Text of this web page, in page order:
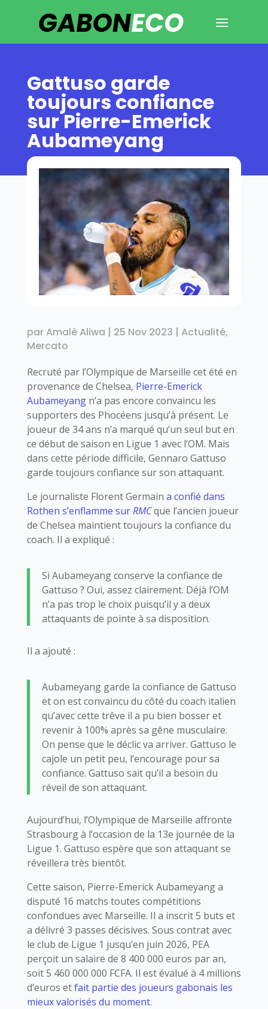
Gattuso garde
toujours confiance
sur Pierre-Emerick
Aubameyang
parAmalè Aliwa | 25 Nov 2023 | Actualité,
Mercato
Recruté par l’Olympique de Marseille cet été en
provenance de Chelsea, Pierre-Emerick
Aubameyangn’a pas encore convaincu les
supporters des Phocéens jusqu’à présent. Le
joueur de 34 ans n’a marqué qu’un seul but en
ce début de saison en Ligue 1 avec l’OM. Mais
dans cette période difficile, Gennaro Gattuso
garde toujours confiance sur son attaquant.
Le journaliste Florent Germain a confié dans
Rothen s’enflamme surRMCque l’ancien joueur
de Chelsea maintient toujours la confiance du
coach. Il a expliqué :
Si Aubameyang conserve la confiance de
Gattuso ? Oui, assez clairement. Déjà l’OM
n’a pas trop le choix puisqu’il y a deux
attaquants de pointe à sa disposition.
Il a ajouté :
Aubameyang garde la confiance de Gattuso
et on est convaincu du côté du coach italien
qu’avec cette trêve il a pu bien bosser et
revenir à 100% après sa gêne musculaire.
On pense que le déclic va arriver. Gattuso le
cajole un petit peu, l’encourage pour sa
confiance. Gattuso sait qu’il a besoin du
réveil de son attaquant.
Aujourd’hui, l’Olympique de Marseille affronte
Strasbourg à l’occasion de la 13e journée de la
Ligue 1. Gattuso espère que son attaquant se
réveillera très bientôt.
Cette saison, Pierre-Emerick Aubameyang a
disputé 16 matchs toutes compétitions
confondues avec Marseille. Il a inscrit 5 buts et
a délivré 3 passes décisives. Sous contrat avec
le club de Ligue 1 jusqu’en juin 2026, PEA
perçoit un salaire de 8 400 000 euros par an,
soit 5 460 000 000 FCFA. Il est évalué à 4 millions
d’euros etfait partie des joueurs gabonais les
mieux valorisés du moment.